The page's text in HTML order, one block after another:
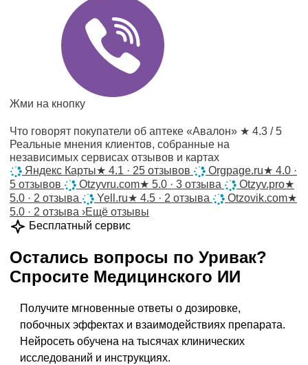
Жми на кнопку
Что говорят покупатели об аптеке «Авалон» ★ 4.3 / 5
Реальные мнения клиентов, собранные на
независимых сервисах отзывов и картах
Яндекс Карты★ 4.1 · 25 отзывов Orgpage.ru★ 4.0 ·
5 отзывов
Otzyvru.com★ 5.0 · 3 отзыва Otzyv.pro★
5.0 · 2 отзыва
Yell.ru★ 4.5 · 2 отзыва Otzovik.com★
5.0 · 2 отзыва ›Ещё отзывы
Бесплатный сервис
Остались вопросы по Уривак?
Спросите Медицинского ИИ
Получите мгновенные ответы о дозировке,
побочных эффектах и взаимодействиях препарата.
Нейросеть обучена на тысячах клинических
исследований и инструкциях.